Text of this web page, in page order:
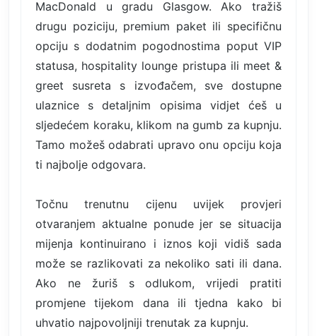
MacDonald u gradu Glasgow. Ako tražiš
drugu poziciju, premium paket ili specifičnu
opciju s dodatnim pogodnostima poput VIP
statusa, hospitality lounge pristupa ili meet &
greet susreta s izvođačem, sve dostupne
ulaznice s detaljnim opisima vidjet ćeš u
sljedećem koraku, klikom na gumb za kupnju.
Tamo možeš odabrati upravo onu opciju koja
ti najbolje odgovara.
Točnu trenutnu cijenu uvijek provjeri
otvaranjem aktualne ponude jer se situacija
mijenja kontinuirano i iznos koji vidiš sada
može se razlikovati za nekoliko sati ili dana.
Ako ne žuriš s odlukom, vrijedi pratiti
promjene tijekom dana ili tjedna kako bi
uhvatio najpovoljniji trenutak za kupnju.